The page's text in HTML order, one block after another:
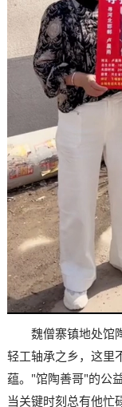
魏僧寨镇地处馆
轻工轴承之乡，这里
蕴。"馆陶善哥"的公
当关键时刻总有他忙